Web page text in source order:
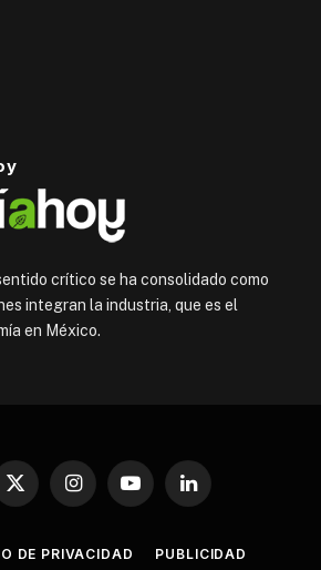
crítico se ha consolidado como
integran la industria, que es el
en México.
X
InstagramYouTubeLinkedIn
DE PRIVACIDAD PUBLICIDAD